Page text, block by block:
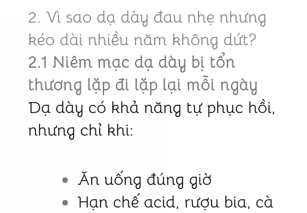
2. Vì sao dạ dày đau nhẹ nhưng
kéo dài nhiều năm không dứt?
2.1 Niêm mạc dạ dày bị tổn
thương lặp đi lặp lại mỗi ngày
Dạ dày có khả năng tự phục hồi,
nhưng chỉ khi:
Ăn uống đúng giờ
Hạn chế acid, rượu bia, cà